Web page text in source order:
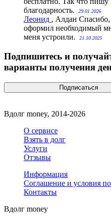
благодарность.
29.01.2026
Леонид , Алдан Спасибо,
оформил необходимый
меня устроили.
21.10.2025
Подпишитесь и
варианты получения
Вдолг money, 2014-2026
О сервисе
Взять в долг
Услуги
Отзывы
Информация
Соглашение и условия
Контакты
Вдолг money